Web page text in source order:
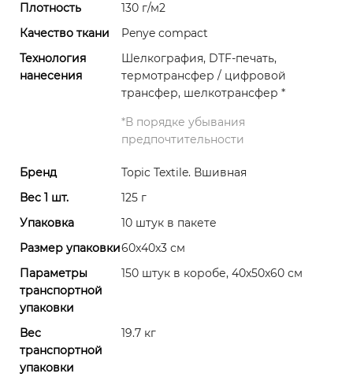
Плотность
130 г/м2
Качество ткани
Penye compact
Технология
нанесения
Шелкография, DTF-печать,
термотрансфер / цифровой
трансфер, шелкотрансфер *
*В порядке убывания
предпочтительности
Бренд
Topic Textile. Вшивная
Вес 1 шт.
125 г
Упаковка
10 штук в пакете
Размер упаковки60x40x3 см
Параметры
транспортной
упаковки
150 штук в коробе, 40x50x60 см
Вес
транспортной
упаковки
19.7 кг